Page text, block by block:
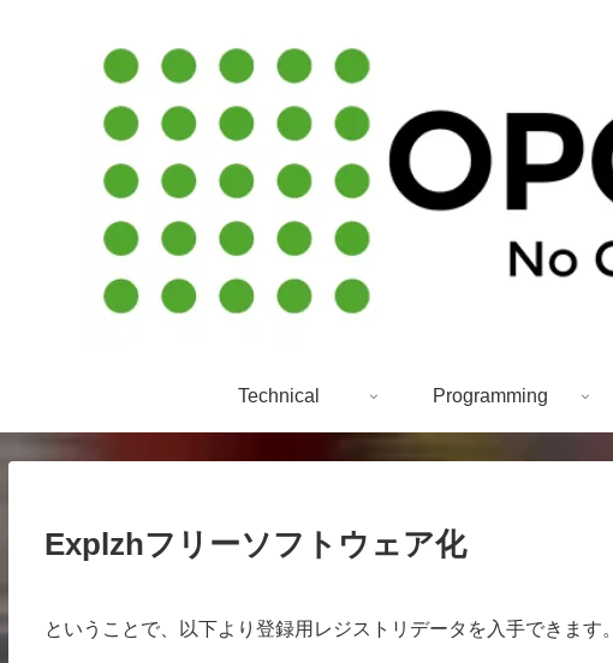
Technical Programming
Explzhフリーソフトウェア化
ということで、以下より登録用レジストリデータを入手できます。